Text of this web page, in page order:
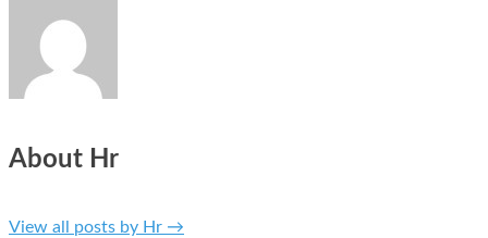
About Hr
View all posts by Hr →